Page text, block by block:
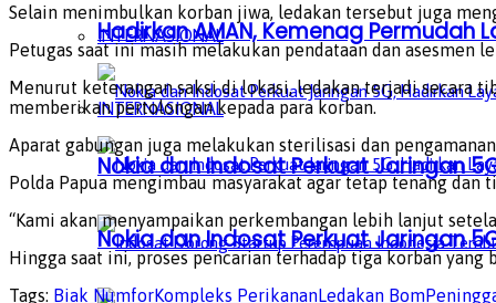
INTERNASIONAL
Nokia dan Indosat Perkuat Jaringan
Hadirkan AMAN, Kemenag Permudah
INTERNASIONAL
Nokia dan Indosat Perkuat Jaringan
Selain menimbulkan korban jiwa, ledakan tersebut juga
Petugas saat ini masih melakukan pendataan dan
Menurut keterangan saksi di lokasi, ledakan terjadi secara
memberikan pertolongan kepada para korban.
Aparat gabungan juga melakukan sterilisasi dan
Polda Papua mengimbau masyarakat agar tetap tenang
“Kami akan menyampaikan perkembangan lebih lanjut
Hingga saat ini, proses pencarian terhadap tiga korban
Tags: Biak NumforKompleks PerikananLedakan Bom